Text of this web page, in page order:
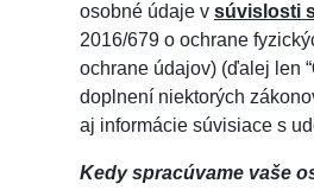
osobné údaje v súvislosti
2016/679 o ochrane
ochrane údajov) (ďalej len “
doplnení niektorých
aj informácie súvisiace s
Kedy spracúvame vaše